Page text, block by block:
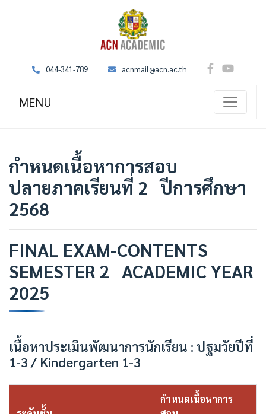
044-341-789 acnmail@acn.ac.th
MENU
กำหนดเนื้อหาการสอบ
ปลายภาคเรียนที่ 2 ปีการศึกษา
2568
FINAL EXAM-CONTENTS
SEMESTER 2 ACADEMIC YEAR
2025
เนื้อหาประเมินพัฒนาการนักเรียน : ปฐมวัยปีที่
1-3 / Kindergarten 1-3
กำหนดเนื้อหาการ